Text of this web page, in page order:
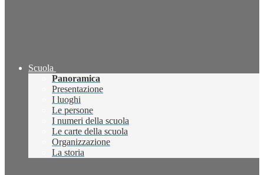
Scuola
Panoramica
Presentazione
I luoghi
Le persone
I numeri della scuola
Le carte della scuola
Organizzazione
La storia